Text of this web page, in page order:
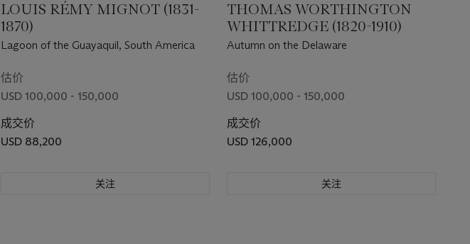
LOUIS RÉMY MIGNOT (1831-
1870)
Lagoon of the Guayaquil, South America
估价
USD 100,000 - 150,000
成交价
USD 88,200
关注
THOMAS WORTHINGTON
WHITTREDGE (1820-1910)
Autumn on the Delaware
估价
USD 100,000 - 150,000
成交价
USD 126,000
关注